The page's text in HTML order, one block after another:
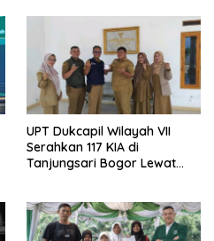
UPT Dukcapil Wilayah VII
Serahkan 117 KIA di
Tanjungsari Bogor Lewat